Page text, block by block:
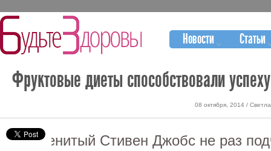
Новости Статьи
Фруктовые диеты способствовали
08 октября, 2014 /
Знаменитый Стивен Джобс не раз